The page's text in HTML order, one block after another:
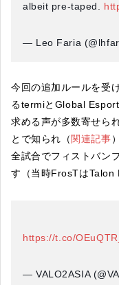
albeit pre-taped.
— Leo Faria
今回の追加ルールを受
るtermiとGlobal
求める声が多数寄せら
とで知られ（関連記事
全試合でフィストバン
す（当時FrosTはTalon
https://t.co/
— VALO2ASIA